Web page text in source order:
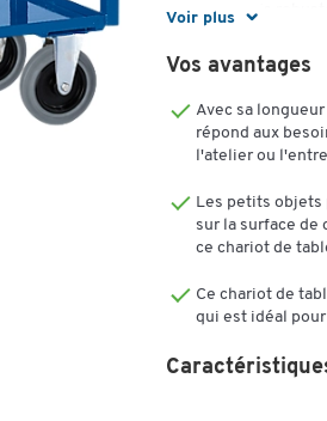
Voir plusChassis
Plateaux MDF
montées sur
l. 50 mm
Capacité de
Surface utile :
Hauteur des
Vos avantages
Avec sa
répond aux
l'atelier ou
Les petits
sur la surface de
ce chariot de
Ce chariot de
qui est idéal